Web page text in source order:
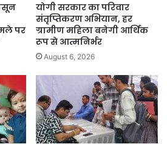
पर
योगी सरकार का परिवार
संतृप्तिकरण अभियान, हर
ग्रामीण महिला बनेगी आर्थिक
रूप से आत्मनिर्भर
August 6, 2026